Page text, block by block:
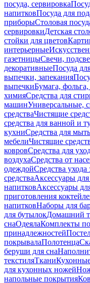
посуда, сервировка
напитковПосуда для
приборыСтоловая
сервировкиДетская
стойки для цветов
интерьерные
газетницыСвечи,
декоративныеПосуда
выпечки, запекания
выпечкиБумага,
химияСредства для
машинУниверсальные,
средстваЧистящие
средства для ванной и
кухниСредства для
мебелиЧистящие
ковровСредства для
воздухаСредства от
одеждойСредства ухода
средстваАксессуары для
напитковАксессуары
приготовления
напитковНаборы для
для бутылокДомашний
снаОдеялаКомплекты
принадлежностей
покрывалаПолотенца
беруши для сна
текстиляТкани
для кухонных ножей
напольные покрытия